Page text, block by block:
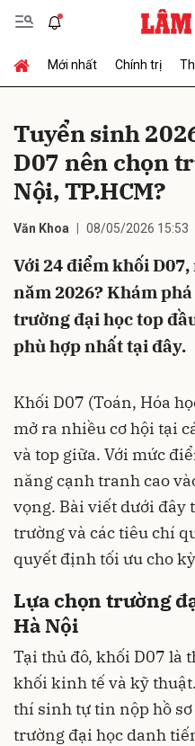
Mới nhất Chính trị
Tuyển sinh
D07 nên chọn
Nội, TP.HCM?
Văn Khoa 08/05/2026 15:53
Với 24 điểm khối
năm 2026? Khám
trường đại học top
phù hợp nhất tại đây.
Khối D07 (Toán, Hóa
mở ra nhiều cơ hội tại
và top giữa. Với mức
năng cạnh tranh cao
vọng. Bài viết dưới đây
trường và các tiêu chí
quyết định tối ưu cho
Lựa chọn trường
Hà Nội
Tại thủ đô, khối D07 là
khối kinh tế và kỹ
thí sinh tự tin nộp hồ
trường đại học danh
Gửi bình luận